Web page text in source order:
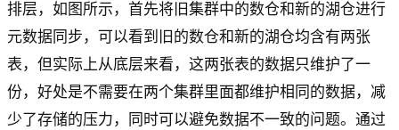
排层，如图所示，首先将旧集群中的数仓和新的湖仓进行
元数据同步，可以看到旧的数仓和新的湖仓均含有两张
表，但实际上从底层来看，这两张表的数据只维护了一
份，好处是不需要在两个集群里面都维护相同的数据，减
少了存储的压力，同时可以避免数据不一致的问题。通过